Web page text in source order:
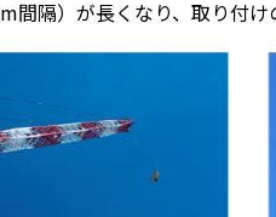
隔）が長くなり、取り付け